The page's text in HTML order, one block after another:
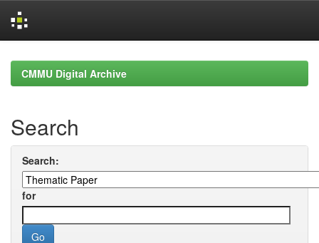
navigationCMMU Digital Archive
Search
Search:
for